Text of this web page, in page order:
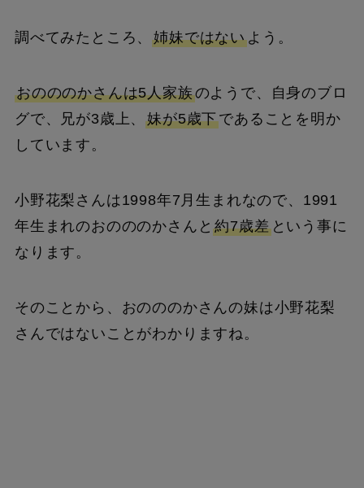
調べてみたところ、姉妹ではないよう。
おのののかさんは5人家族のようで、自身のブロ
グで、兄が3歳上、妹が5歳下であることを明か
しています。
小野花梨さんは1998年7月生まれなので、1991
年生まれのおのののかさんと約7歳差という事に
なります。
そのことから、おのののかさんの妹は小野花梨
さんではないことがわかりますね。